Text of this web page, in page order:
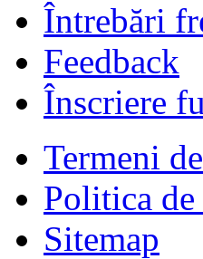
Întrebări
Feedback
Înscriere
Termeni
Politica
Sitemap